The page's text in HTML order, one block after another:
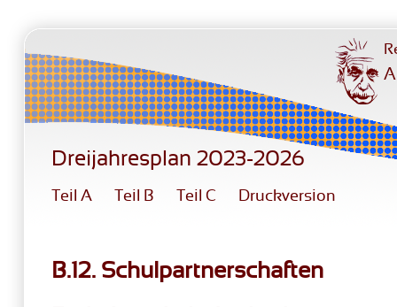
Dreijahresplan 2023-2026
Teil A Teil B Teil C Druckversion
B.12. Schulpartnerschaften